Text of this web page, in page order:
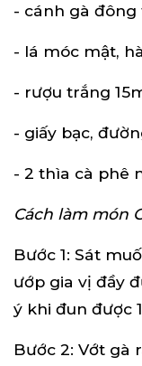
- cánh gà đông
- lá móc mật,
- rượu trắng
- giấy bạc,
- 2 thìa cà phê
Cách làm món
Bước 1: Sát
ướp gia vị đầy
ý khi đun được
Bước 2: Vớt gà